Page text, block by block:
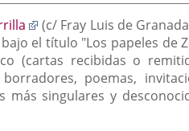
Enlace
a
una
aplicación
externa.
(c/ Fray Luis de
el título "Los papeles de
(cartas recibidas o
poemas,
singulares y